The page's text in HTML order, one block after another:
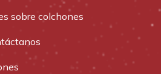
sobre colchones